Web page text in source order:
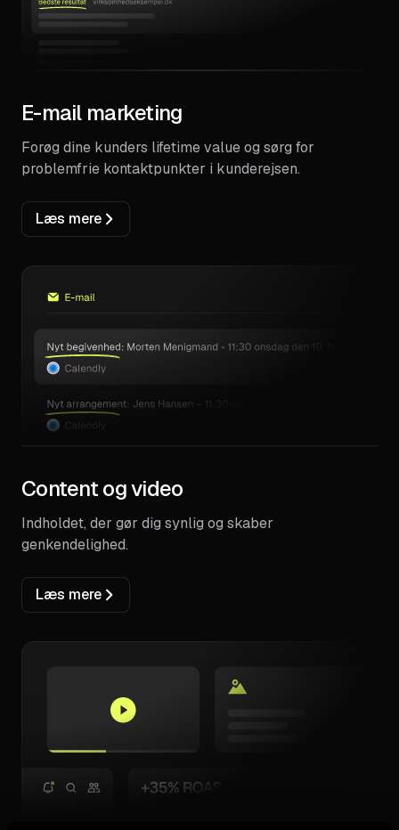
E-mail marketing
Forøg dine kunders lifetime value og sørg for
problemfrie kontaktpunkter i kunderejsen.
Læs mere
Content og video
Indholdet, der gør dig synlig og skaber
genkendelighed.
Læs mere